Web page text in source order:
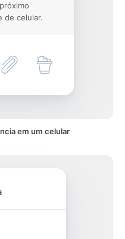
de celular.
em um celular